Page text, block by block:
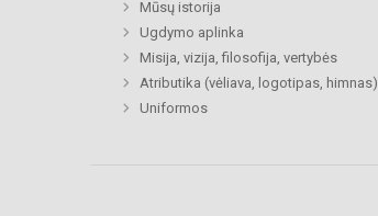
Mūsų istorija
Ugdymo aplinka
Misija, vizija, filosofija, vertybės
Atributika (vėliava, logotipas, himnas)
Uniformos